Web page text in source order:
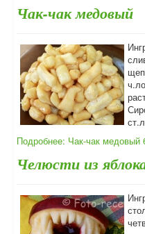
Чак-чак медовый
Подробнее: Чак-чак медовый
Челюсти из